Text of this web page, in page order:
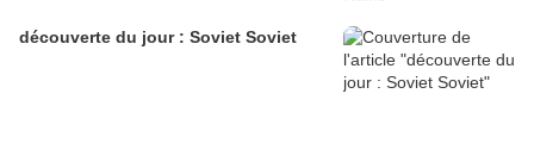
découverte du jour : Soviet Soviet